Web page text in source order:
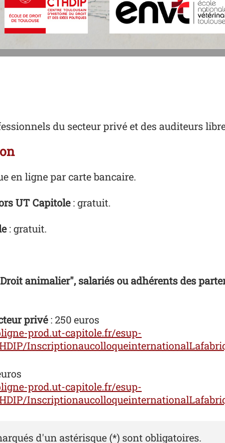
du secteur privé et des auditeurs
en ligne par carte bancaire.
UT Capitole: gratuit.
: gratuit.
animalier", salariés ou adhérents des
privé: 250 euros
prod.ut-capitole.fr/esup-
prod.ut-capitole.fr/esup-
d'un astérisque (*) sont obligatoires.